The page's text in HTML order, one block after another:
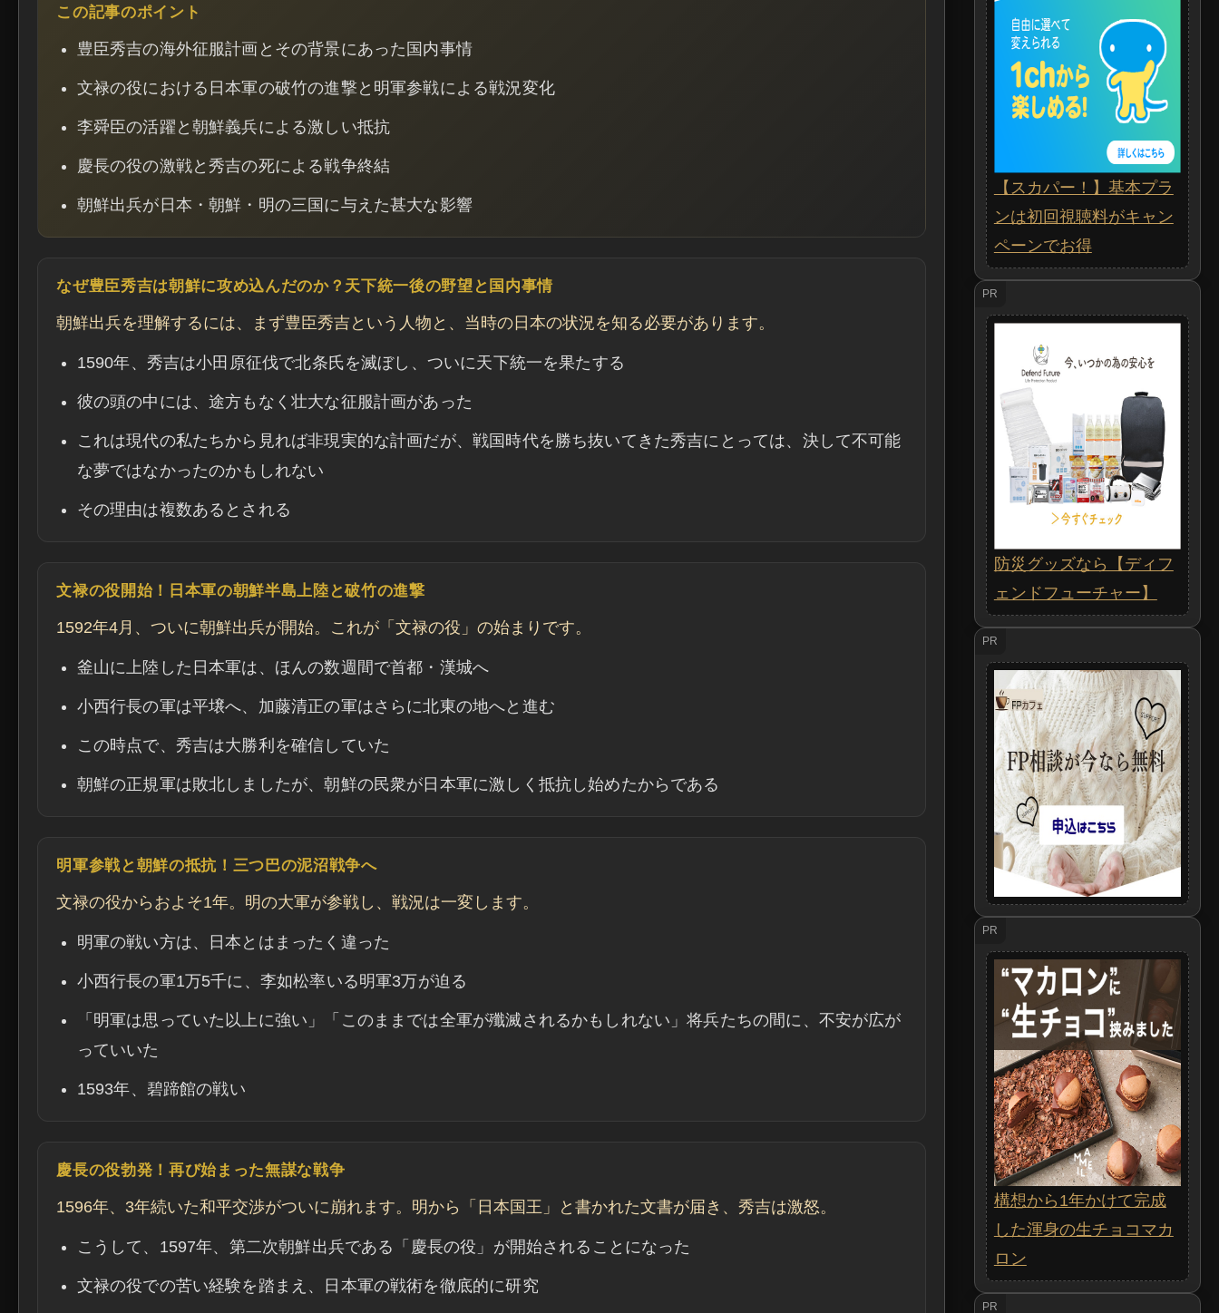
この記事のポイント
豊臣秀吉の海外征服計画とその背景にあった国内事情
文禄の役における日本軍の破竹の進撃と明軍参戦による戦況変化
李舜臣の活躍と朝鮮義兵による激しい抵抗
慶長の役の激戦と秀吉の死による戦争終結
朝鮮出兵が日本・朝鮮・明の三国に与えた甚大な影響
なぜ豊臣秀吉は朝鮮に攻め込んだのか？天下統一後の野望と国内事情
朝鮮出兵を理解するには、まず豊臣秀吉という人物と、当時の日本の状況を知る必要があります。
1590年、秀吉は小田原征伐で北条氏を滅ぼし、ついに天下統一を果たする
彼の頭の中には、途方もなく壮大な征服計画があった
これは現代の私たちから見れば非現実的な計画だが、戦国時代を勝ち抜いてきた秀吉にとっては、決して不可能
な夢ではなかったのかもしれない
その理由は複数あるとされる
文禄の役開始！日本軍の朝鮮半島上陸と破竹の進撃
1592年4月、ついに朝鮮出兵が開始。これが「文禄の役」の始まりです。
釜山に上陸した日本軍は、ほんの数週間で首都・漢城へ
小西行長の軍は平壌へ、加藤清正の軍はさらに北東の地へと進む
この時点で、秀吉は大勝利を確信していた
朝鮮の正規軍は敗北しましたが、朝鮮の民衆が日本軍に激しく抵抗し始めたからである
明軍参戦と朝鮮の抵抗！三つ巴の泥沼戦争へ
文禄の役からおよそ1年。明の大軍が参戦し、戦況は一変します。
明軍の戦い方は、日本とはまったく違った
小西行長の軍1万5千に、李如松率いる明軍3万が迫る
「明軍は思っていた以上に強い」「このままでは全軍が殲滅されるかもしれない」将兵たちの間に、不安が広が
っていいた
1593年、碧蹄館の戦い
慶長の役勃発！再び始まった無謀な戦争
1596年、3年続いた和平交渉がついに崩れます。明から「日本国王」と書かれた文書が届き、秀吉は激怒。
こうして、1597年、第二次朝鮮出兵である「慶長の役」が開始されることになった
文禄の役での苦い経験を踏まえ、日本軍の戦術を徹底的に研究
【スカパー！】基本プラ
ンは初回視聴料がキャン
ペーンでお得
PR
防災グッズなら【ディフ
ェンドフューチャー】
PR
PR
構想から1年かけて完成
した渾身の生チョコマカ
ロン
PR